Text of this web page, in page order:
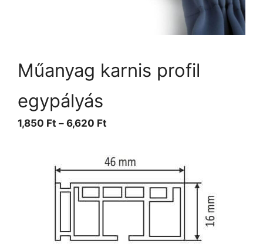
Műanyag karnis profil
egypályás
1,850 Ft – 6,620 Ft